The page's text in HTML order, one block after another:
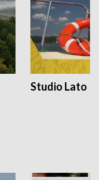
Studio Lato